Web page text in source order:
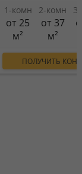
1-комн
от 25
м²
2-комн
от 37
м²
ПОЛУЧИТЬ